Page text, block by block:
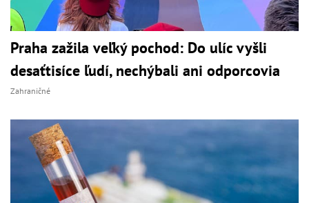
Praha zažila veľký pochod: Do ulíc vyšli
desaťtisíce ľudí, nechýbali ani odporcovia
Zahraničné